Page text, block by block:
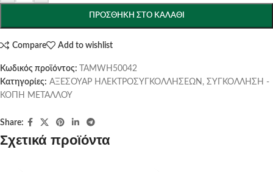
ΠΡΟΣΘΉΚΗ ΣΤΟ ΚΑΛΆΘΙ
Compare Add to wishlist
Κωδικός προϊόντος:
TAMWH50042
Κατηγορίες: ΑΞΕΣΟΥΑΡ ΗΛΕΚΤΡΟΣΥΓΚΟΛΛΗΣΕΩΝ , ΣΥΓΚΟΛΛΗΣΗ -
ΚΟΠΗ ΜΕΤΑΛΛΟΥ
Share:
Σχετικά προϊόντα